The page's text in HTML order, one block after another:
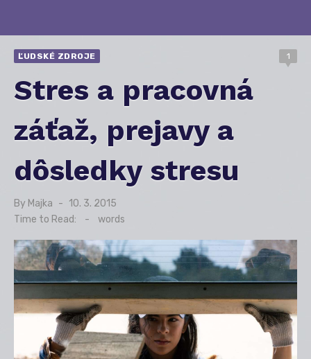
ĽUDSKÉ ZDROJE 1
Stres a pracovná
záťaž, prejavy a
dôsledky stresu
By Majka
Posted
on
10. 3. 2015
Time to Read:
- words